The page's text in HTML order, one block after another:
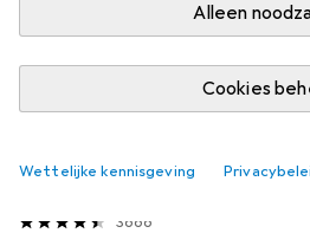
Alleen
Cookies
Wettelijke kennisgeving
KWANTUMKORTING
24 Pcs., AA, 2960 mAh
3666